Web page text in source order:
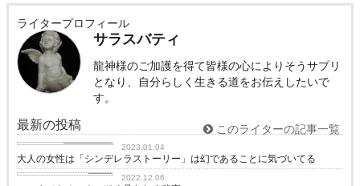
ライタープロフィール
サラスバティ
龍神様のご加護を得て皆様の心によりそうサプリ
となり、自分らしく生きる道をお伝えしたいで
す。
最新の投稿 このライターの記事一覧
2023.01.04
大人の女性は「シンデレラストーリー」は幻であることに気づいてる
love
2022.12.06